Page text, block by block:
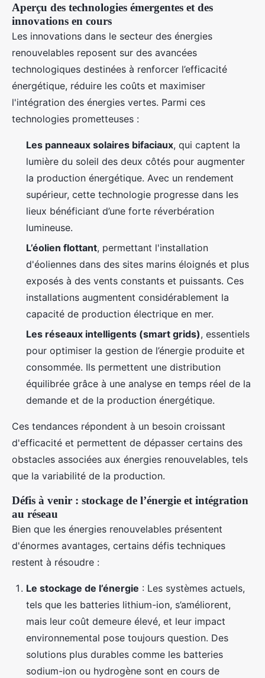
Aperçu des technologies émergentes et des
innovations en cours
Les innovations dans le secteur des énergies
renouvelables reposent sur des avancées
technologiques destinées à renforcer l’efficacité
énergétique, réduire les coûts et maximiser
l'intégration des énergies vertes. Parmi ces
technologies prometteuses :
Les panneaux solaires bifaciaux, qui captent la
lumière du soleil des deux côtés pour augmenter
la production énergétique. Avec un rendement
supérieur, cette technologie progresse dans les
lieux bénéficiant d’une forte réverbération
lumineuse.
L’éolien flottant, permettant l'installation
d'éoliennes dans des sites marins éloignés et plus
exposés à des vents constants et puissants. Ces
installations augmentent considérablement la
capacité de production électrique en mer.
Les réseaux intelligents (smart grids), essentiels
pour optimiser la gestion de l’énergie produite et
consommée. Ils permettent une distribution
équilibrée grâce à une analyse en temps réel de la
demande et de la production énergétique.
Ces tendances répondent à un besoin croissant
d'efficacité et permettent de dépasser certains des
obstacles associées aux énergies renouvelables, tels
que la variabilité de la production.
Défis à venir : stockage de l’énergie et intégration
au réseau
Bien que les énergies renouvelables présentent
d'énormes avantages, certains défis techniques
restent à résoudre :
Le stockage de l’énergie : Les systèmes actuels,
tels que les batteries lithium-ion, s’améliorent,
mais leur coût demeure élevé, et leur impact
environnemental pose toujours question. Des
solutions plus durables comme les batteries
sodium-ion ou hydrogène sont en cours de